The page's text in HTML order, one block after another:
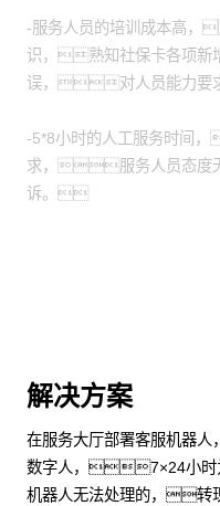
-服务人员的培训成本高，
识，熟知社保卡各项
误，对人员能力
-5*8小时的人工服务时间
求，服务人员态度
诉。
解决方案
在服务大厅部署客服机器
数字人，7×24小时
机器人无法处理的，